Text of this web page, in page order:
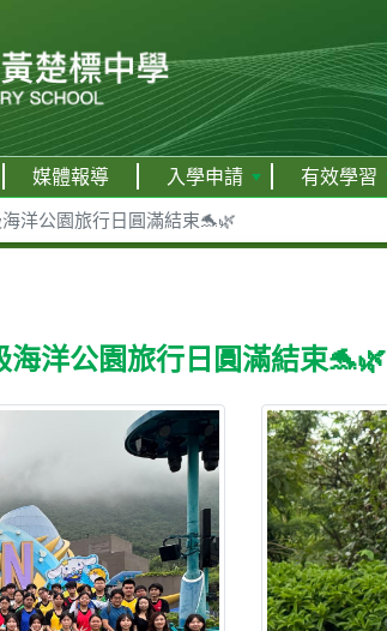
媒體報導 入學申請 有效學習
洋公園旅行日圓滿結束🐬🌿
洋公園旅行日圓滿結束🐬🌿